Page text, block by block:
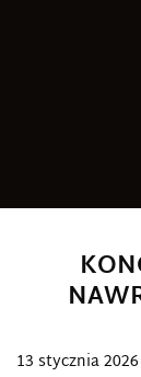
13 stycznia 2026